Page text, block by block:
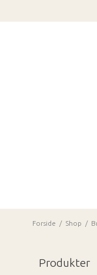
Forside / Shop /
Produkter